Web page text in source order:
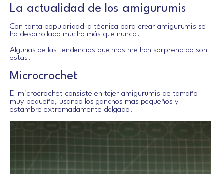
La actualidad de los amigurumis
Con tanta popularidad la técnica para crear amigurumis se
ha desarrollado mucho más que nunca.
Algunas de las tendencias que mas me han sorprendido son
estas.
Microcrochet
El microcrochet consiste en tejer amigurumis de tamaño
muy pequeño, usando los ganchos mas pequeños y
estambre extremadamente delgado.